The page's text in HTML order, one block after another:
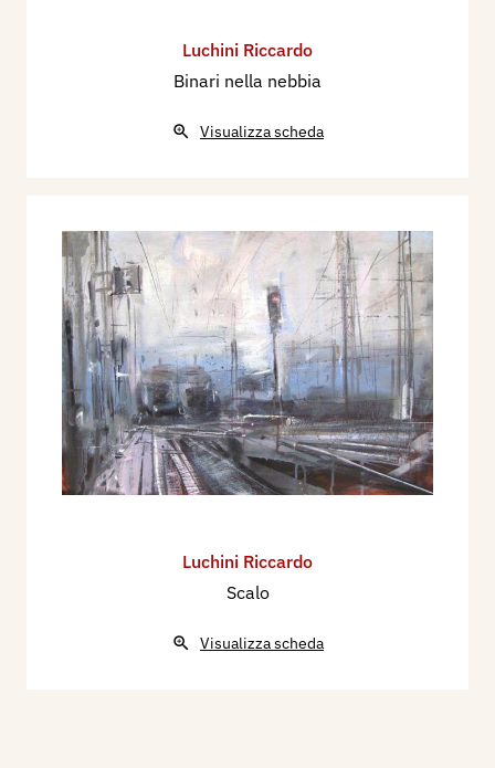
Luchini Riccardo
Binari nella nebbia
Visualizza scheda
Luchini Riccardo
Scalo
Visualizza scheda